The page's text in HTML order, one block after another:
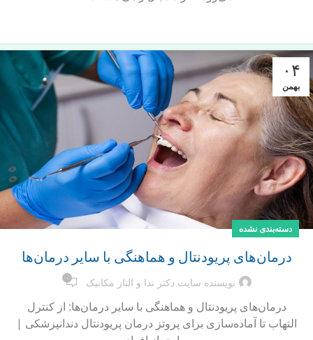
۰۴
بهمن
دسته‌بندی نشده
درمان‌های پریودنتال و هماهنگی با سایر درمان‌ها
نویسنده سایت دکتر ندا و الناز مکانیک ۰
درمان‌های پریودنتال و هماهنگی با سایر درمان‌ها: از کنترل
التهاب تا آماده‌سازی برای پروتز درمان‌ پریودنتال دندانپزشکی |